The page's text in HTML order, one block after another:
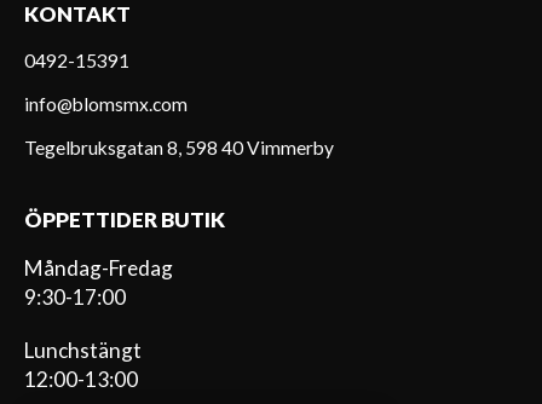
KONTAKT
0492-15391
info@blomsmx.com
Tegelbruksgatan 8, 598 40 Vimmerby
ÖPPETTIDER BUTIK
Måndag-Fredag
9:30-17:00
Lunchstängt
12:00-13:00